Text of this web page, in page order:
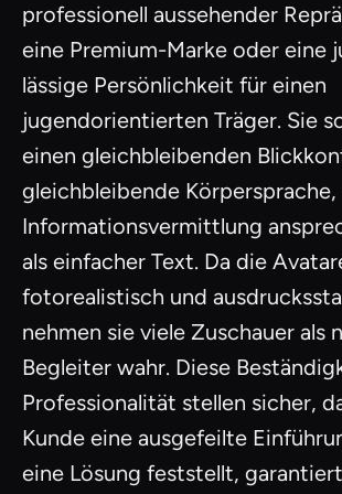
professionell aussehender
eine Premium-Marke oder eine
lässige Persönlichkeit für einen
jugendorientierten Träger. Sie
einen gleichbleibenden
gleichbleibende
Informationsvermittlung
als einfacher Text. Da die
fotorealistisch und
nehmen sie viele Zuschauer als
Begleiter wahr. Diese
Professionalität stellen sicher,
Kunde eine ausgefeilte
eine Lösung feststellt,